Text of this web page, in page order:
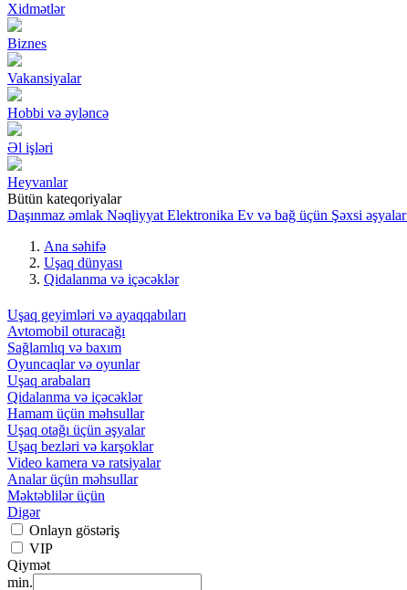
Xidmətlər
Biznes
Vakansiyalar
Hobbi və əyləncə
Əl işləri
Heyvanlar
Bütün kateqoriyalar
Daşınmaz əmlak Nəqliyyat Elektronika Ev və bağ üçün Şəxsi əşyalar
Ana səhifə
Uşaq dünyası
Qidalanma və içəcəklər
Uşaq geyimləri və ayaqqabıları
Avtomobil oturacağı
Sağlamlıq və baxım
Oyuncaqlar və oyunlar
Uşaq arabaları
Qidalanma və içəcəklər
Hamam üçün məhsullar
Uşaq otağı üçün əşyalar
Uşaq bezləri və karşoklar
Video kamera və ratsiyalar
Analar üçün məhsullar
Məktəblilər üçün
Digər
Onlayn göstəriş
VIP
Qiymət
min.